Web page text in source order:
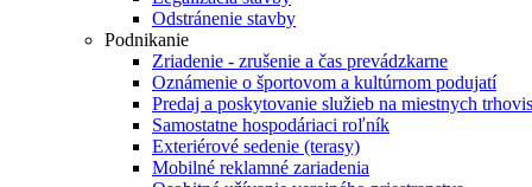
Odstránenie stavby
Podnikanie
Zriadenie - zrušenie a čas prevádzkarne
Oznámenie o športovom a kultúrnom podujatí
Predaj a poskytovanie služieb na miestnych
Samostatne hospodáriaci roľník
Exteriérové sedenie (terasy)
Mobilné reklamné zariadenia